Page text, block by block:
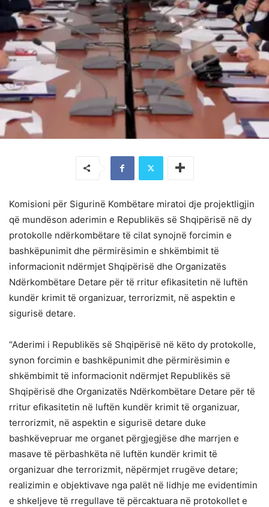
Komisioni për Sigurinë Kombëtare miratoi dje projektligjin
që mundëson aderimin e Republikës së Shqipërisë në dy
protokolle ndërkombëtare të cilat synojnë forcimin e
bashkëpunimit dhe përmirësimin e shkëmbimit të
informacionit ndërmjet Shqipërisë dhe Organizatës
Ndërkombëtare Detare për të rritur efikasitetin në luftën
kundër krimit të organizuar, terrorizmit, në aspektin e
sigurisë detare.
“Aderimi i Republikës së Shqipërisë në këto dy protokolle,
synon forcimin e bashkëpunimit dhe përmirësimin e
shkëmbimit të informacionit ndërmjet Republikës së
Shqipërisë dhe Organizatës Ndërkombëtare Detare për të
rritur efikasitetin në luftën kundër krimit të organizuar,
terrorizmit, në aspektin e sigurisë detare duke
bashkëvepruar me organet përgjegjëse dhe marrjen e
masave të përbashkëta në luftën kundër krimit të
organizuar dhe terrorizmit, nëpërmjet rrugëve detare;
realizimin e objektivave nga palët në lidhje me evidentimin
e shkeljeve të rregullave të përcaktuara në protokollet e